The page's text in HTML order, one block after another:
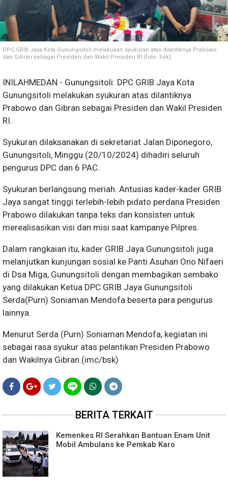
DPC GRIB Jaya Kota Gunungsitoli melakukan syukuran atas dilantiknya Prabowo
dan Gibran sebagai Presiden dan Wakil Presiden RI.(foto: bsk)
INILAHMEDAN - Gunungsitoli: DPC GRIB Jaya Kota
Gunungsitoli melakukan syukuran atas dilantiknya
Prabowo dan Gibran sebagai Presiden dan Wakil Presiden
RI.
Syukuran dilaksanakan di sekretariat Jalan Diponegoro,
Gunungsitoli, Minggu (20/10/2024) dihadiri seluruh
pengurus DPC dan 6 PAC.
Syukuran berlangsung meriah. Antusias kader-kader GRIB
Jaya sangat tinggi terlebih-lebih pidato perdana Presiden
Prabowo dilakukan tanpa teks dan konsisten untuk
merealisasikan visi dan misi saat kampanye Pilpres.
Dalam rangkaian itu, kader GRIB Jaya Gunungsitoli juga
melanjutkan kunjungan sosial ke Panti Asuhan Ono Nifaeri
di Dsa Miga, Gunungsitoli dengan membagikan sembako
yang dilakukan Ketua DPC GRIB Jaya Gunungsitoli
Serda(Purn) Soniaman Mendofa beserta para pengurus
lainnya.
Menurut Serda (Purn) Soniaman Mendofa, kegiatan ini
sebagai rasa syukur atas pelantikan Presiden Prabowo
dan Wakilnya Gibran.(imc/bsk)
BERITA TERKAIT
Kemenkes RI Serahkan Bantuan Enam Unit
Mobil Ambulans ke Pemkab Karo